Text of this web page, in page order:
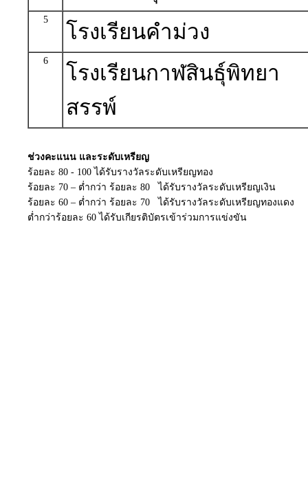
5
โรงเรียนคำม่วง
6
โรงเรียนกาฬสินธุ์พิทยา
สรรพ์
ช่วงคะแนน และระดับเหรียญ
ร้อยละ 80 - 100 ได้รับรางวัลระดับเหรียญทอง
ร้อยละ 70 – ต่ำกว่า ร้อยละ 80 ได้รับรางวัลระดับเหรียญเงิน
ร้อยละ 60 – ต่ำกว่า ร้อยละ 70 ได้รับรางวัลระดับเหรียญทองแดง
ต่ำกว่าร้อยละ 60 ได้รับเกียรติบัตรเข้าร่วมการแข่งขัน